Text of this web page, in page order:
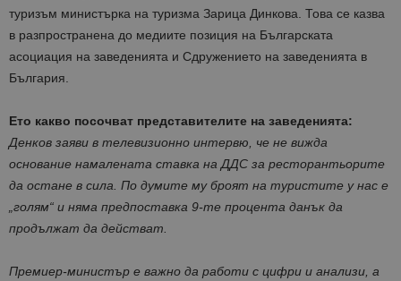
туризъм министърка на туризма Зарица Динкова. Това се казва
в разпространена до медиите позиция на Българската
асоциация на заведенията и Сдружението на заведенията в
България.
Ето какво посочват представителите на заведенията:
Денков заяви в телевизионно интервю, че не вижда
основание намалената ставка на ДДС за ресторантьорите
да остане в сила. По думите му броят на туристите у нас е
„голям“ и няма предпоставка 9-те процента данък да
продължат да действат.
Премиер-министър е важно да работи с цифри и анализи, а